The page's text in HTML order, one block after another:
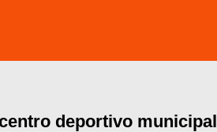
deportivo municipal